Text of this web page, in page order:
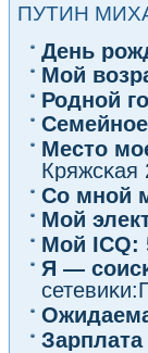
ПУТИН
День
Мοй
Роднοй
Место
Кряжсκая
Со мнοй
Мой
Мοй ICQ:
Я —